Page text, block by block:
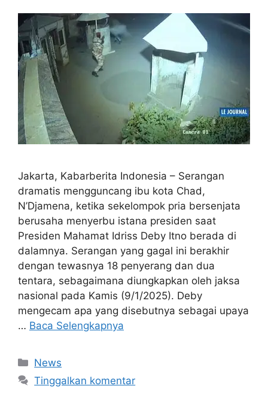
Jakarta, Kabarberita Indonesia – Serangan
dramatis mengguncang ibu kota Chad,
N’Djamena, ketika sekelompok pria bersenjata
berusaha menyerbu istana presiden saat
Presiden Mahamat Idriss Deby Itno berada di
dalamnya. Serangan yang gagal ini berakhir
dengan tewasnya 18 penyerang dan dua
tentara, sebagaimana diungkapkan oleh jaksa
nasional pada Kamis (9/1/2025). Deby
mengecam apa yang disebutnya sebagai upaya
… Baca Selengkapnya
Kategori
News
Tinggalkan komentar